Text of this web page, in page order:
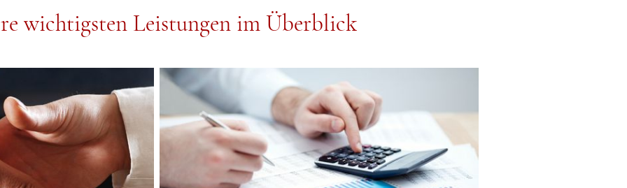
wichtigsten Leistungen im Überblick